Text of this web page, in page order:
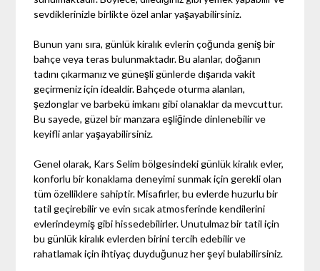
sevdiklerinizle birlikte özel anlar yaşayabilirsiniz.
Bunun yanı sıra, günlük kiralık evlerin çoğunda geniş bir
bahçe veya teras bulunmaktadır. Bu alanlar, doğanın
tadını çıkarmanız ve güneşli günlerde dışarıda vakit
geçirmeniz için idealdir. Bahçede oturma alanları,
şezlonglar ve barbekü imkanı gibi olanaklar da mevcuttur.
Bu sayede, güzel bir manzara eşliğinde dinlenebilir ve
keyifli anlar yaşayabilirsiniz.
Genel olarak, Kars Selim bölgesindeki günlük kiralık evler,
konforlu bir konaklama deneyimi sunmak için gerekli olan
tüm özelliklere sahiptir. Misafirler, bu evlerde huzurlu bir
tatil geçirebilir ve evin sıcak atmosferinde kendilerini
evlerindeymiş gibi hissedebilirler. Unutulmaz bir tatil için
bu günlük kiralık evlerden birini tercih edebilir ve
rahatlamak için ihtiyaç duyduğunuz her şeyi bulabilirsiniz.